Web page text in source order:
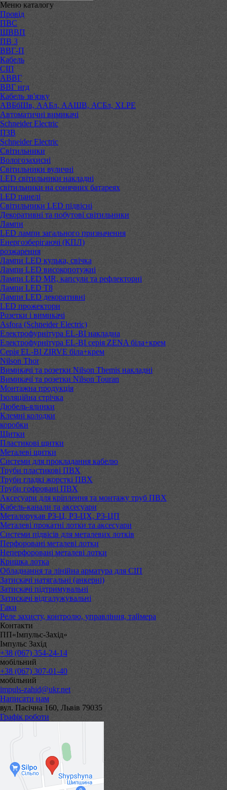
Меню каталогу
Провід
ПВС
ШВВП
ПВ 3
ВВГ-П
Кабель
СІП
АВВГ
ВВГ нгд
Кабель зв'язку
АВБбШв, ААБл, ААШВ, АСБл, XLPE
Автоматичні вимикачі
Schneider Electric
ПЗВ
Schneider Electric
Світильники
Вологозахисні
Світильники вуличні
LED світильники накладні
світильники на сонячних батареях
LED панелі
Світильники LED підвісні
Декоративні та побутові світильники
Лампи
LED лампи загального призначення
Енергозберігаючі (КПЛ)
розжарення
Лампи LED кулька, свічка
Лампи LED високопотужні
Лампи LED MR, капсули та рефлекторні
Лампи LED Т8
Лампи LED декоративні
LED прожектори
Розетки і вимикачі
Asfora (Schneider Electric)
Електрофурнітура EL-BI накладна
Електрофурнітура EL-BI серія ZENA біла+крем
Серія EL-BI ZIRVE біла+крем
Nilson Thor
Вимикачі та розетки Nilson Themis накладні
Вимикачі та розетки Nilson Touran
Монтажна продукція
Ізоляційна стрічка
Дюбель-ялинки
Клемні колодки
коробки
Щитки
Пластикові щитки
Металеві щитки
Системи для прокладання кабелю
Труби пластикові ПВХ
Труби гладкі жорсткі ПВХ
Труби гофровані ПВХ
Аксесуари для кріплення та монтажу труб ПВХ
Кабель-канали та аксесуари
Металорукав РЗ-Ц, РЗ-ЦХ, РЗ-ЦП
Металеві прокатні лотки та аксесуари
Системи підвісів для металевих лотків
Перфоровані металеві лотки
Неперфоровані металеві лотки
Кришка лотка
Обладнання та лінійна арматура для СІП
Затискачі натягальні (анкерні)
Затискачі підтримувальні
Затискачі відгалужувальні
Гаки
Реле захисту, контролю, управління, таймера
Контакти
ПП«Імпульс-Захід»
Імпульс Захід
+38 (067) 354-24-14
мобільний
+38 (067) 307-01-40
мобільний
impuls-zahid@ukr.net
Написати нам
вул. Пасічна 160, Львів 79035
Графік роботи